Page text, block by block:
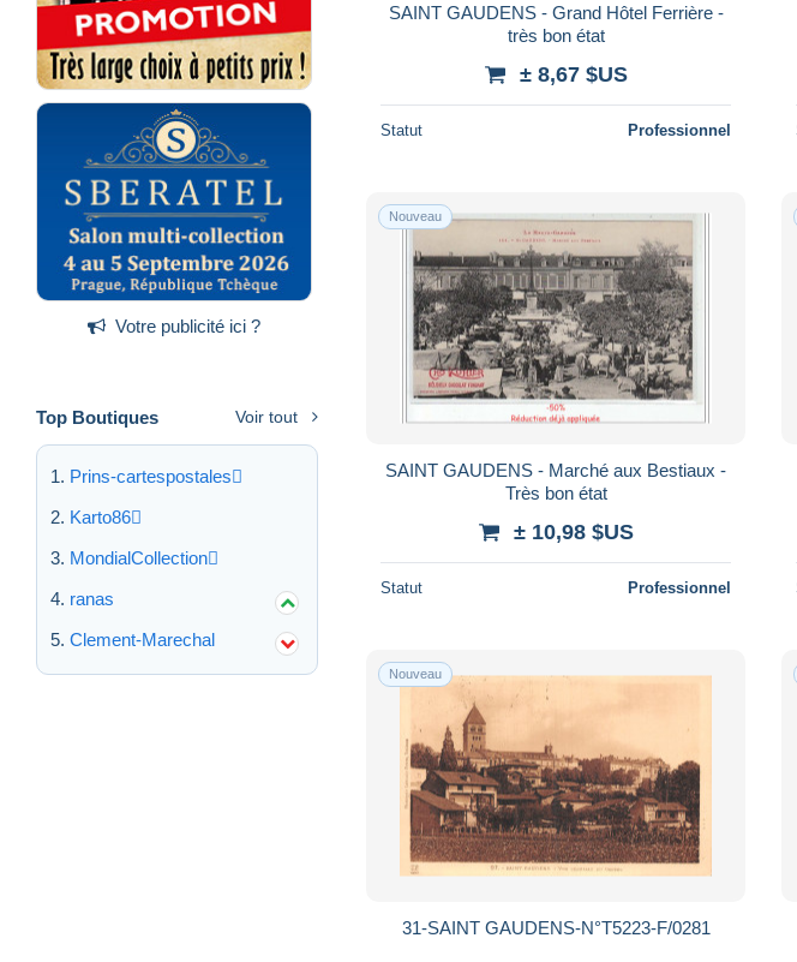
Votre publicité ici ?
Top Boutiques Voir tout
Prins-cartespostales
Karto86
MondialCollection
ranas
Clement-Marechal
SAINT GAUDENS - Grand Hôtel Ferrière -
très bon état
± 8,67 $US
Statut Professionnel
Nouveau
SAINT GAUDENS - Marché aux Bestiaux -
Très bon état
± 10,98 $US
Statut Professionnel
Nouveau
31-SAINT GAUDENS-N°T5223-F/0281